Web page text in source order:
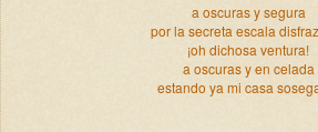
a oscuras y segura
por la secreta escala
¡oh dichosa ventura!
a oscuras y en celada
estando ya mi casa